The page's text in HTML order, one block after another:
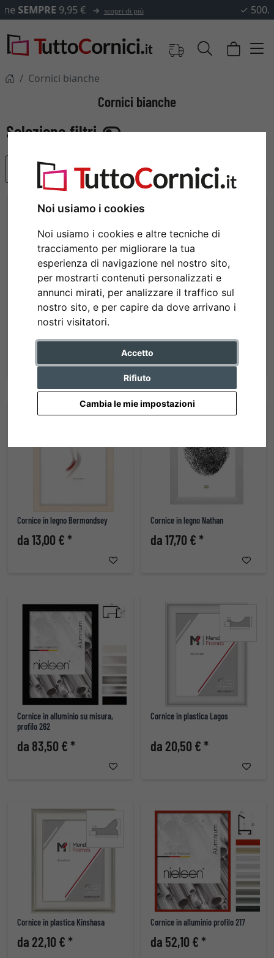
Noi usiamo i cookies
Noi usiamo i cookies e altre tecniche di
tracciamento per migliorare la tua
esperienza di navigazione nel nostro sito,
per mostrarti contenuti personalizzati e
annunci mirati, per analizzare il traffico sul
nostro sito, e per capire da dove arrivano i
nostri visitatori.
Accetto
Rifiuto
Cambia le mie impostazioni
✓500.000 articoli tra cui scegliere
Cornici bianche
Cornici bianche
Articoli più popolari
Cornice in alluminio profilo 273
da 59,70 € *
Cornice in legno David con
da 24,70 € *
Cornice in legno Bermondsey
da 13,00 € *
Cornice in legno Nathan
da 17,70 € *
Cornice in alluminio su misura,
profilo 262
da 83,50 € *
Cornice in plastica Lagos
da 20,50 € *
Cornice in plastica Kinshasa
da 22,10 € *
Cornice in alluminio profilo 217
da 52,10 € *